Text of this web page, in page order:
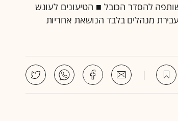
להסדר הכובל ■ הטיעונים לעונש
בעבירת מנהלים בלבד הנושאת אחריות